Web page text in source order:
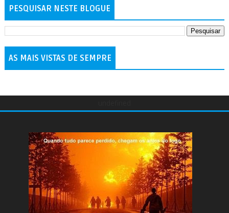
PESQUISAR NESTE BLOGUE
AS MAIS VISTAS DE SEMPRE